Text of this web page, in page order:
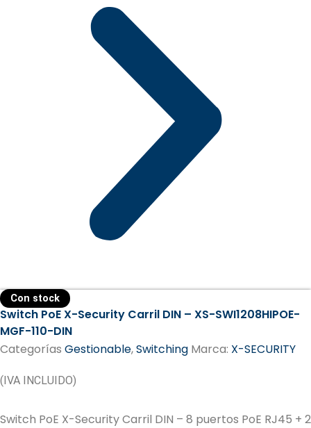
Con stock
Switch PoE X-Security Carril DIN – XS-SWI1208HIPOE-
MGF-110-DIN
Categorías Gestionable,Switching Marca: X-SECURITY
(IVA INCLUIDO)
Switch PoE X-Security Carril DIN – 8 puertos PoE RJ45 + 2